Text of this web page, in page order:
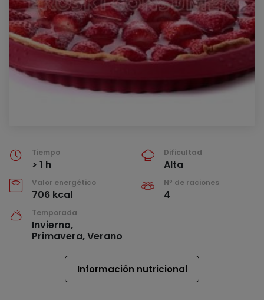
Tiempo
> 1 h
Dificultad
Alta
Valor energético
706 kcal
Nº de raciones
4
Temporada
Invierno,
Primavera, Verano
Información nutricional